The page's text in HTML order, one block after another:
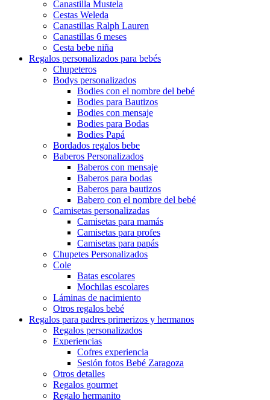
Canastilla Mustela
Cestas Weleda
Canastillas Ralph Lauren
Canastillas 6 meses
Cesta bebe niña
Regalos personalizados para bebés
Chupeteros
Bodys personalizados
Bodies con el nombre del bebé
Bodies para Bautizos
Bodies con mensaje
Bodies para Bodas
Bodies Papá
Bordados regalos bebe
Baberos Personalizados
Baberos con mensaje
Baberos para bodas
Baberos para bautizos
Babero con el nombre del bebé
Camisetas personalizadas
Camisetas para mamás
Camisetas para profes
Camisetas para papás
Chupetes Personalizados
Cole
Batas escolares
Mochilas escolares
Láminas de nacimiento
Otros regalos bebé
Regalos para padres primerizos y hermanos
Regalos personalizados
Experiencias
Cofres experiencia
Sesión fotos Bebé Zaragoza
Otros detalles
Regalos gourmet
Regalo hermanito